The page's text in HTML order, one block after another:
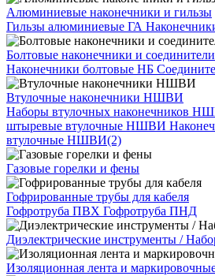
Алюминиевые наконечники и гильзы
Гильзы алюминиевые ГА
Болтовые наконечники и соединители
Наконечники болтовые НБ
Втулочные наконечники НШВИ
Наборы втулочных наконечников
штыревые втулочные НШВИ
втулочные НШВИ(2)
Газовые горелки и фены
Гофрированные трубы для кабеля
Гофротруба ПВХ Гофротруба ПНД
Диэлектрические инструменты /
Изоляционная лента и